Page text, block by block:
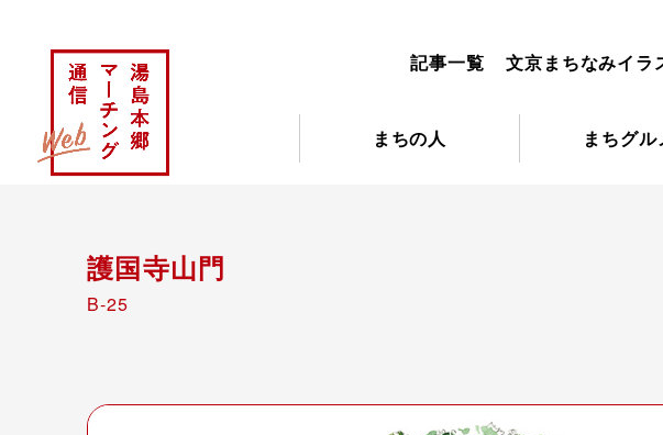
記事一覧 文京まちなみイラ
まちの人 まちグル
護国寺山門
B-25